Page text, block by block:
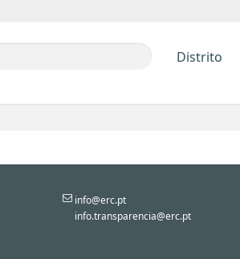
Distrito
info@erc.pt
info.transparencia@erc.pt